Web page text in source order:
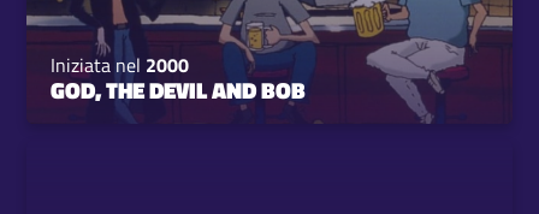
Iniziata nel 2000
GOD, THE DEVIL AND BOB